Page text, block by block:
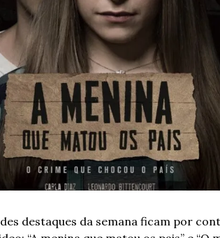
destaques da semana ficam por